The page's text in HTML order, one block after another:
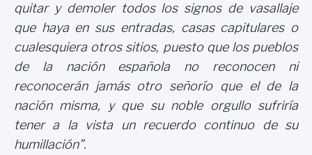
quitar y demoler todos los signos de vasallaje
que haya en sus entradas, casas capitulares o
cualesquiera otros sitios, puesto que los pueblos
de la nación española no reconocen ni
reconocerán jamás otro señorío que el de la
nación misma, y que su noble orgullo sufriría
tener a la vista un recuerdo continuo de su
humillación”.